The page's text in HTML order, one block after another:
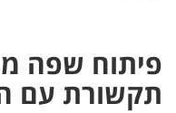
פיתוח שפה
תקשורת עם